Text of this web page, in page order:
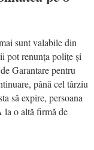
sunt valabile din
pot renunța polițe și
Garantare pentru
până cel târziu
să expire, persoana
la o altă firmă de